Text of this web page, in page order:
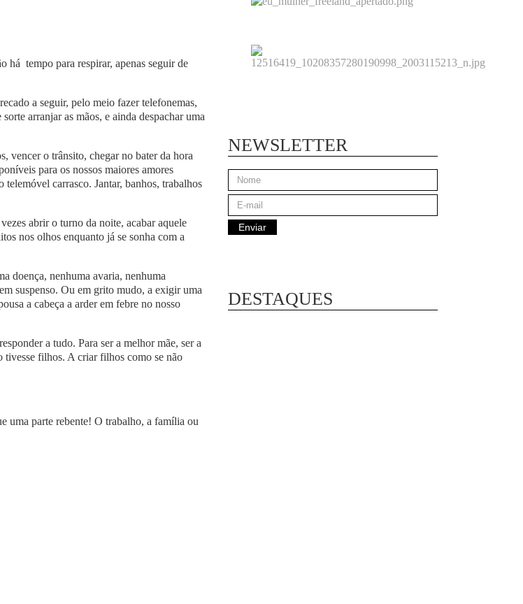
há tempo para respirar, apenas seguir de
a seguir, pelo meio fazer telefonemas,
arranjar as mãos, e ainda despachar uma
vencer o trânsito, chegar no bater da hora
para os nossos maiores amores
carrasco. Jantar, banhos, trabalhos
abrir o turno da noite, acabar aquele
nos olhos enquanto já se sonha com a
doença, nenhuma avaria, nenhuma
suspenso. Ou em grito mudo, a exigir uma
a cabeça a arder em febre no nosso
a tudo. Para ser a melhor mãe, ser a
filhos. A criar filhos como se não
uma parte rebente! O trabalho, a família ou
NEWSLETTER
DESTAQUES